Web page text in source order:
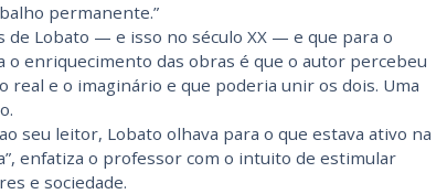
permanente.”
de Lobato — e isso no século XX — e que para o
enriquecimento das obras é que o autor percebeu
real e o imaginário e que poderia unir os dois. Uma
seu leitor, Lobato olhava para o que estava ativo na
enfatiza o professor com o intuito de estimular
e sociedade.